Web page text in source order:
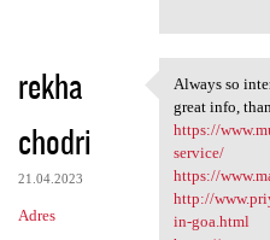
rekha
chodri
21.04.2023
Adres
Always so
Always so
great info,
https://
service/
https://
http://
in-goa.html